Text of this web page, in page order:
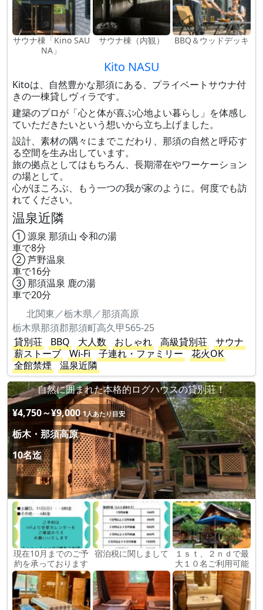
サウナ棟「Kino SAU
NA」
サウナ棟（内観） BBQ＆ウッドデッキ
Kito NASU
Kitoは、自然豊かな那須にある、プライベートサウナ付
きの一棟貸しヴィラです。
建築のプロが「心と体が喜ぶ心地よい暮らし」を体感し
ていただきたいという想いから立ち上げました。
設計、素材の隅々にまでこだわり、那須の自然と呼応す
る空間を生み出しています。
旅の拠点としてはもちろん、長期滞在やワーケーション
の場として。
心がほころぶ、もう一つの我が家のように。何度でも訪
れてください。
温泉近隣
① 源泉 那須山 令和の湯
車で8分
② 芦野温泉
車で16分
③ 那須温泉 鹿の湯
車で20分
北関東／栃木県／那須高原
栃木県那須郡那須町高久甲565-25
貸別荘
BBQ 大人数 おしゃれ 高級貸別荘
サウナ
薪ストーブ
Wi-Fi 子連れ・ファミリー
花火OK
全館禁煙
温泉近隣
自然に囲まれた本格的ログハウスの貸別荘！
¥4,750～¥9,000 1人あたり目安
栃木・那須高原
10名迄
現在10月までのご予
約を承っております
宿泊税に関しまして
１ｓｔ、２ｎｄで最
大１０名ご利用可能